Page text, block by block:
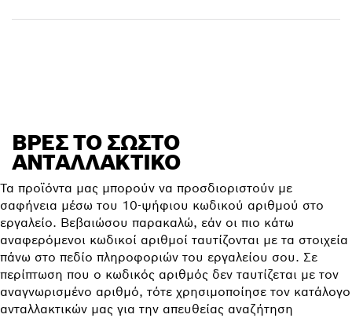
ΒΡΕΣ ΤΟ ΣΩΣΤΌ
ΑΝΤΑΛΛΑΚΤΙΚΌ
Τα προϊόντα μας μπορούν να προσδιοριστούν με
σαφήνεια μέσω του 10-ψήφιου κωδικού αριθμού στο
εργαλείο. Βεβαιώσου παρακαλώ, εάν οι πιο κάτω
αναφερόμενοι κωδικοί αριθμοί ταυτίζονται με τα στοιχεία
πάνω στο πεδίο πληροφοριών του εργαλείου σου. Σε
περίπτωση που ο κωδικός αριθμός δεν ταυτίζεται με τον
αναγνωρισμένο αριθμό, τότε χρησιμοποίησε τον κατάλογο
ανταλλακτικών μας για την απευθείας αναζήτηση